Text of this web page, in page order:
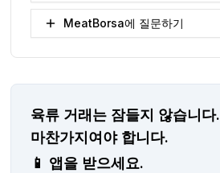
MeatBorsa에 질문하기
육류 거래는 잠들지 않습니다.
마찬가지여야 합니다.
📱 앱을 받으세요.